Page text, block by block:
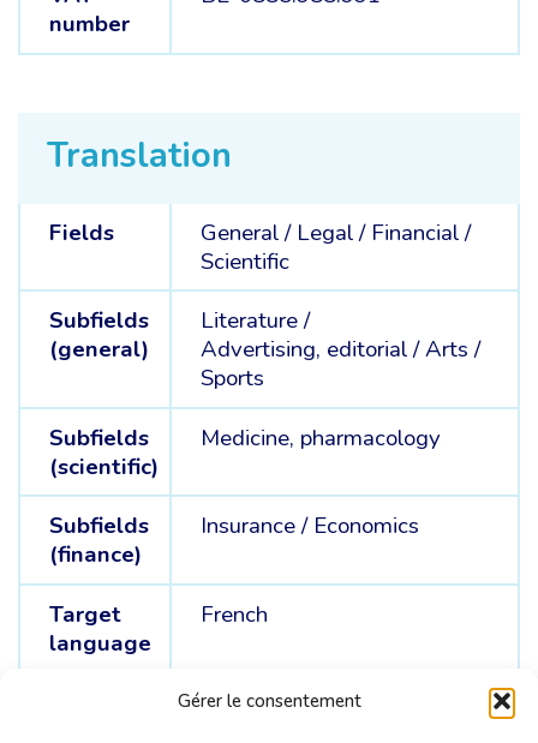
Gérer le consentement
number
Translation
Fields General / Legal / Financial /
Scientific
Subfields
(general)
Literature /
Advertising, editorial /Arts /
Sports
Subfields
(scientific)
Medicine, pharmacology
Subfields
(finance)
Insurance / Economics
Target
language
French
German /Spanish